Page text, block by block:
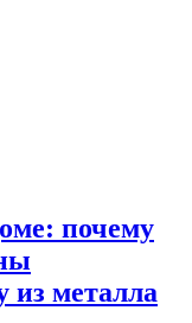
почему
из металла